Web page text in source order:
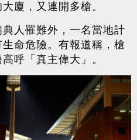
廈，又連開多槍。
人罹難外，一名當地計
命危險。有報道稱，槍
呼「真主偉大」。